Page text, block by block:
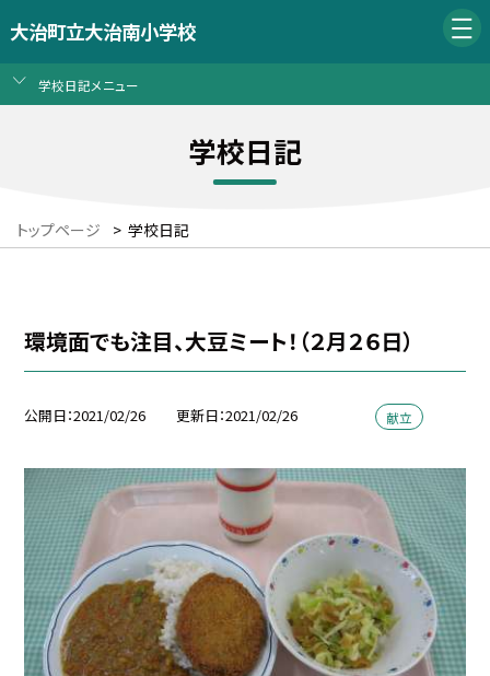
大治町立大治南小学校
学校日記メニュー
学校日記
トップページ > 学校日記
環境面でも注目、大豆ミート！（２月２６日）
公開日 2021/02/26 更新日 2021/02/26 献立